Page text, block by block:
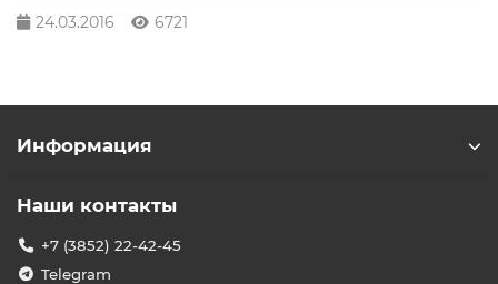
24.03.2016 6721
Информация
Наши контакты
+7 (3852) 22-42-45
Telegram